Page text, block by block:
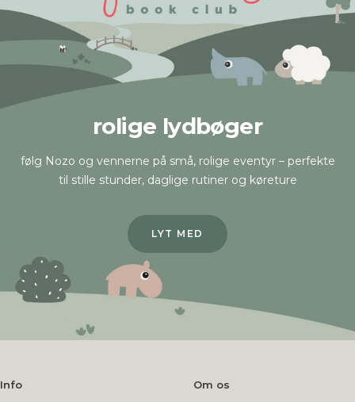
rolige lydbøger
følg Nozo og vennerne på små, rolige eventyr – perfekte
til stille stunder, daglige rutiner og køreture
LYT MED
Info Om os